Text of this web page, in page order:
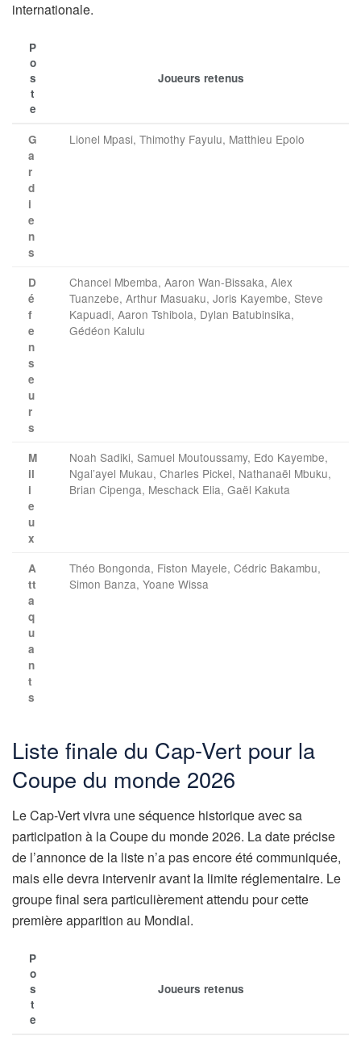
internationale.
P
o
s
t
e
Joueurs retenus
G
a
r
d
i
e
n
s
Lionel Mpasi, Thimothy Fayulu, Matthieu Epolo
D
é
f
e
n
s
e
u
r
s
Chancel Mbemba, Aaron Wan-Bissaka, Alex
Tuanzebe, Arthur Masuaku, Joris Kayembe, Steve
Kapuadi, Aaron Tshibola, Dylan Batubinsika,
Gédéon Kalulu
M
il
i
e
u
x
Noah Sadiki, Samuel Moutoussamy, Edo Kayembe,
Ngal’ayel Mukau, Charles Pickel, Nathanaël Mbuku,
Brian Cipenga, Meschack Elia, Gaël Kakuta
A
tt
a
q
u
a
n
t
s
Théo Bongonda, Fiston Mayele, Cédric Bakambu,
Simon Banza, Yoane Wissa
Liste finale du Cap-Vert pour la
Coupe du monde 2026
Le Cap-Vert vivra une séquence historique avec sa
participation à la Coupe du monde 2026. La date précise
de l’annonce de la liste n’a pas encore été communiquée,
mais elle devra intervenir avant la limite réglementaire. Le
groupe final sera particulièrement attendu pour cette
première apparition au Mondial.
P
o
s
t
e
Joueurs retenus